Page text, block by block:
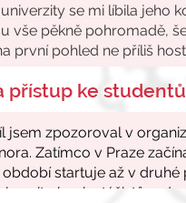
přístup ke